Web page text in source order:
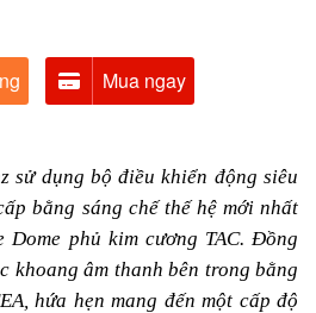
Mua ngay
sử dụng bộ điều khiển động siêu
bằng sáng chế thế hệ mới nhất
Dome phủ kim cương TAC. Đồng
khoang âm thanh bên trong bằng
hứa hẹn mang đến một cấp độ